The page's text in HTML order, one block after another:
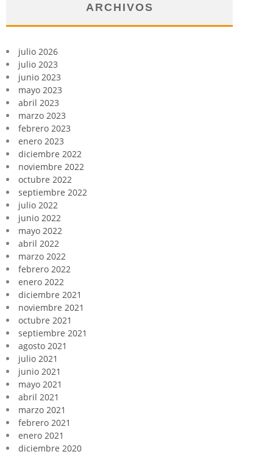
ARCHIVOS
julio 2026
julio 2023
junio 2023
mayo 2023
abril 2023
marzo 2023
febrero 2023
enero 2023
diciembre 2022
noviembre 2022
octubre 2022
septiembre 2022
julio 2022
junio 2022
mayo 2022
abril 2022
marzo 2022
febrero 2022
enero 2022
diciembre 2021
noviembre 2021
octubre 2021
septiembre 2021
agosto 2021
julio 2021
junio 2021
mayo 2021
abril 2021
marzo 2021
febrero 2021
enero 2021
diciembre 2020